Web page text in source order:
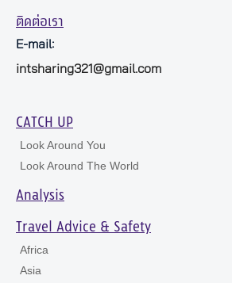
ติดต่อเรา
E-mail:
intsharing321@gmail.com
CATCH UP
Look Around You
Look Around The World
Analysis
Travel Advice & Safety
Africa
Asia